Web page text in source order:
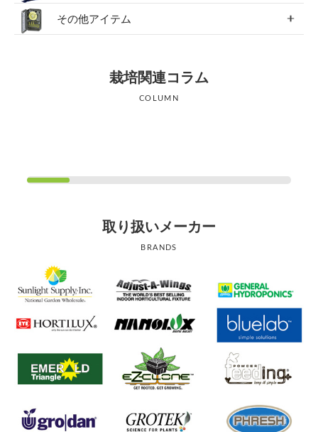
その他アイテム
栽培関連コラム
COLUMN
取り扱いメーカー
BRANDS